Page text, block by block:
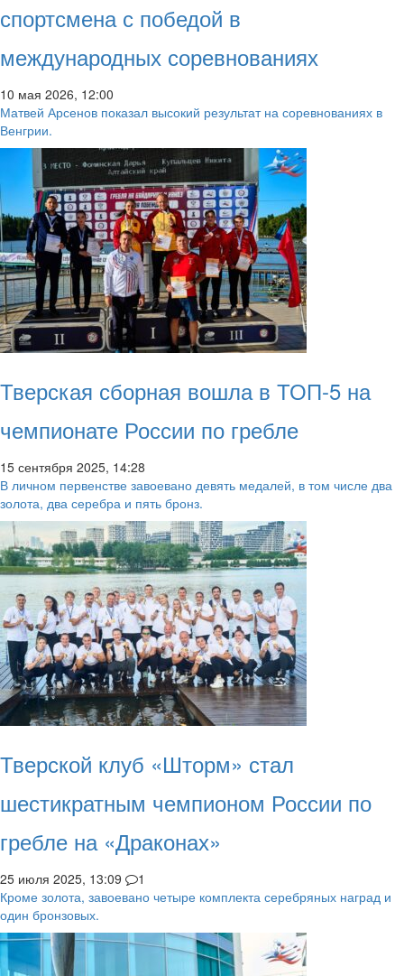
спортсмена с победой в
международных соревнованиях
10 мая 2026, 12:00
Матвей Арсенов показал высокий результат на соревнованиях в
Венгрии.
Тверская сборная вошла в ТОП-5 на
чемпионате России по гребле
15 сентября 2025, 14:28
В личном первенстве завоевано девять медалей, в том числе два
золота, два серебра и пять бронз.
Тверской клуб «Шторм» стал
шестикратным чемпионом России по
гребле на «Драконах»
25 июля 2025, 13:09
1
Кроме золота, завоевано четыре комплекта серебряных наград и
один бронзовых.